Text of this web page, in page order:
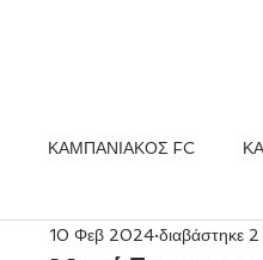
ΚΑΜΠΑΝΙΑΚΟΣ FC
10 Φεβ 2024 διαβάστηκε